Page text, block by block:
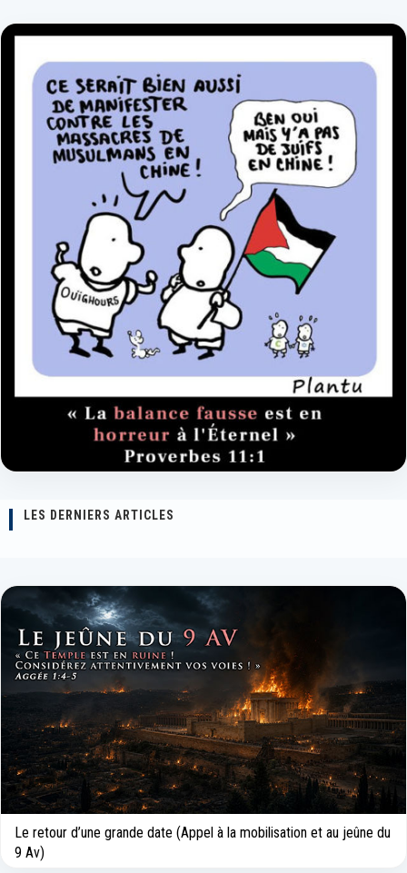
LES DERNIERS ARTICLES
Le retour d’une grande date (Appel à la mobilisation et au jeûne du
9 Av)